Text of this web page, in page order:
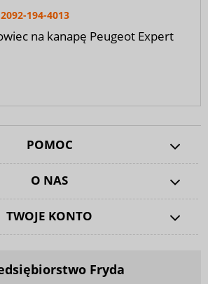
194-4013
na kanapę Peugeot Expert
POMOC
O NAS
TWOJE KONTO
Fryda